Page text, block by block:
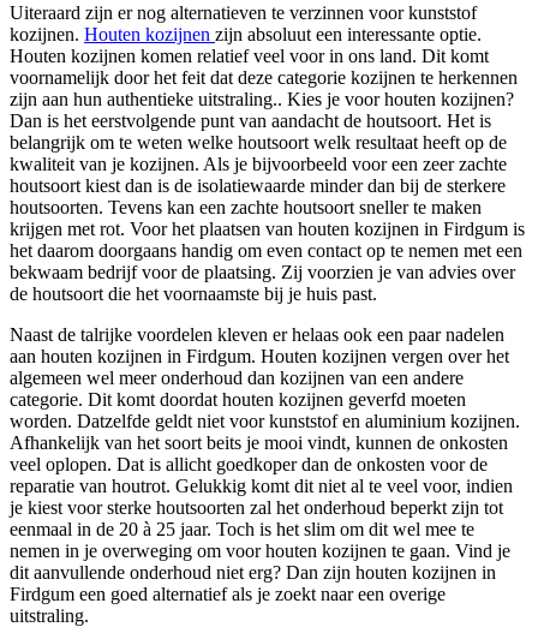
Uiteraard zijn er nog alternatieven te verzinnen voor kunststof
kozijnen. Houten kozijnen zijn absoluut een interessante optie.
Houten kozijnen komen relatief veel voor in ons land. Dit komt
voornamelijk door het feit dat deze categorie kozijnen te herkennen
zijn aan hun authentieke uitstraling.. Kies je voor houten kozijnen?
Dan is het eerstvolgende punt van aandacht de houtsoort. Het is
belangrijk om te weten welke houtsoort welk resultaat heeft op de
kwaliteit van je kozijnen. Als je bijvoorbeeld voor een zeer zachte
houtsoort kiest dan is de isolatiewaarde minder dan bij de sterkere
houtsoorten. Tevens kan een zachte houtsoort sneller te maken
krijgen met rot. Voor het plaatsen van houten kozijnen in Firdgum is
het daarom doorgaans handig om even contact op te nemen met een
bekwaam bedrijf voor de plaatsing. Zij voorzien je van advies over
de houtsoort die het voornaamste bij je huis past.
Naast de talrijke voordelen kleven er helaas ook een paar nadelen
aan houten kozijnen in Firdgum. Houten kozijnen vergen over het
algemeen wel meer onderhoud dan kozijnen van een andere
categorie. Dit komt doordat houten kozijnen geverfd moeten
worden. Datzelfde geldt niet voor kunststof en aluminium kozijnen.
Afhankelijk van het soort beits je mooi vindt, kunnen de onkosten
veel oplopen. Dat is allicht goedkoper dan de onkosten voor de
reparatie van houtrot. Gelukkig komt dit niet al te veel voor, indien
je kiest voor sterke houtsoorten zal het onderhoud beperkt zijn tot
eenmaal in de 20 à 25 jaar. Toch is het slim om dit wel mee te
nemen in je overweging om voor houten kozijnen te gaan. Vind je
dit aanvullende onderhoud niet erg? Dan zijn houten kozijnen in
Firdgum een goed alternatief als je zoekt naar een overige
uitstraling.